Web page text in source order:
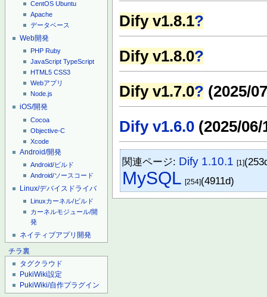
CentOS Ubuntu
Apache
データベース
Web開発
PHP Ruby
JavaScript TypeScript
HTML5 CSS3
Webアプリ
Node.js
iOS/開発
Cocoa
Objective-C
Xcode
Android/開発
Android/ビルド
Android/ソースコード
Linux/デバイスドライバ
Linuxカーネル/ビルド
カーネルモジュール/開
発
ネイティブアプリ開発
チラ裏
タグクラウド
PukiWiki設定
PukiWiki/自作プラグイン
Dify v1.8.1?
Dify v1.8.0?
Dify v1.7.0? (2025/
Dify v1.6.0 (2025/06/
関連ページ: Dify 1.10.1 [1]
MySQL [254](4911d)